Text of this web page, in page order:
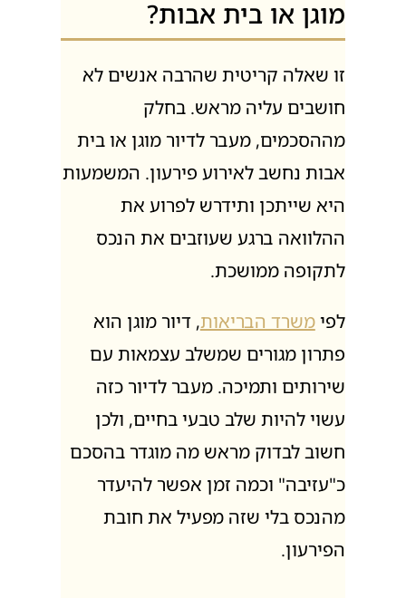
מוגן או בית אבות?
זו שאלה קריטית שהרבה אנשים לא
חושבים עליה מראש. בחלק
מההסכמים, מעבר לדיור מוגן או בית
אבות נחשב לאירוע פירעון. המשמעות
היא שייתכן ותידרש לפרוע את
ההלוואה ברגע שעוזבים את הנכס
לתקופה ממושכת.
לפימשרד הבריאות, דיור מוגן הוא
פתרון מגורים שמשלב עצמאות עם
שירותים ותמיכה. מעבר לדיור כזה
עשוי להיות שלב טבעי בחיים, ולכן
חשוב לבדוק מראש מה מוגדר בהסכם
כ"עזיבה" וכמה זמן אפשר להיעדר
מהנכס בלי שזה מפעיל את חובת
הפירעון.